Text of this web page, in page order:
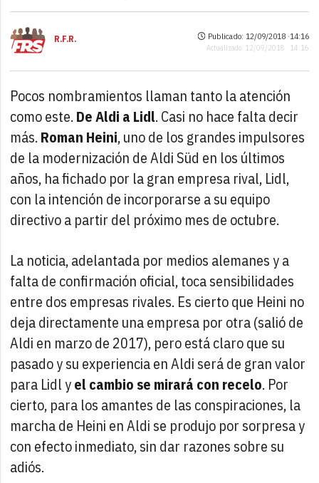
R.F.R. Publicado: 12/09/2018 ·14:16
Actualizado: 12/09/2018 · 14:16
Pocos nombramientos llaman tanto la atención
como este. De Aldi a Lidl. Casi no hace falta decir
más. Roman Heini, uno de los grandes impulsores
de la modernización de Aldi Süd en los últimos
años, ha fichado por la gran empresa rival, Lidl,
con la intención de incorporarse a su equipo
directivo a partir del próximo mes de octubre.
La noticia, adelantada por medios alemanes y a
falta de confirmación oficial, toca sensibilidades
entre dos empresas rivales. Es cierto que Heini no
deja directamente una empresa por otra (salió de
Aldi en marzo de 2017), pero está claro que su
pasado y su experiencia en Aldi será de gran valor
para Lidl yel cambio se mirará con recelo. Por
cierto, para los amantes de las conspiraciones, la
marcha de Heini en Aldi se produjo por sorpresa y
con efecto inmediato, sin dar razones sobre su
adiós.